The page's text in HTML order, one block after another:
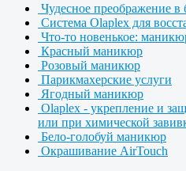
Чудесное преображение в
Система Olaplex для
Что-то новенькое:
Красный маникюр
Розовый маникюр
Парикмахерские услуги
Ягодный маникюр
Olaplex - укрепление и
или при химической
Бело-голобуй маникюр
Окрашивание AirTouch